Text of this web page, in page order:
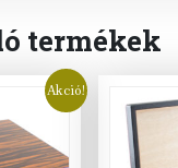
termékek
Akció!